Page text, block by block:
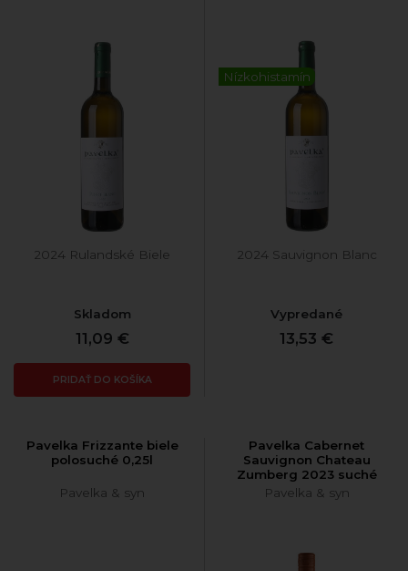
2024 Rulandské Biele
Skladom
11,09 €
PRIDAŤ DO KOŠÍKA
Nízkohistamín
2024 Sauvignon Blanc
Vypredané
13,53 €
Pavelka Frizzante biele
polosuché 0,25l
Pavelka & syn
Pavelka Cabernet
Sauvignon Chateau
Zumberg 2023 suché
Pavelka & syn